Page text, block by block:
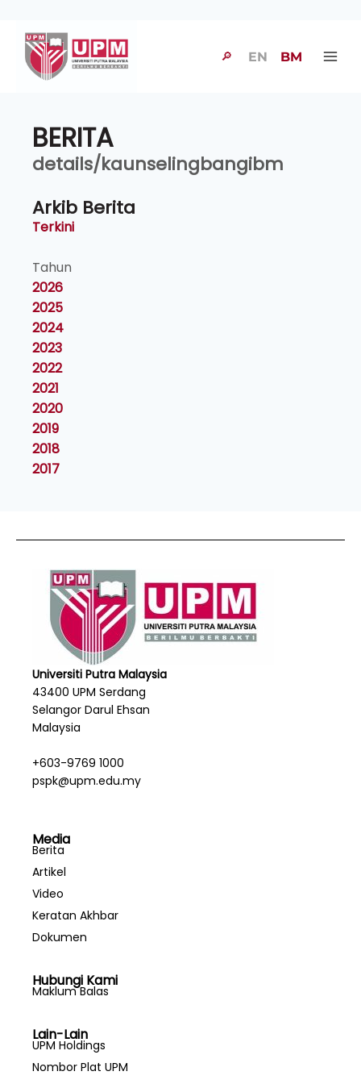
🔎 EN BM
BERITA
details/kaunselingbangibm
Arkib Berita
Terkini
Tahun
2026
2025
2024
2023
2022
2021
2020
2019
2018
2017
Universiti Putra Malaysia
43400 UPM Serdang
Selangor Darul Ehsan
Malaysia
+603-9769 1000
pspk@upm.edu.my
Media
Berita
Artikel
Video
Keratan Akhbar
Dokumen
Hubungi Kami
Maklum Balas
Lain-Lain
UPM Holdings
Nombor Plat UPM